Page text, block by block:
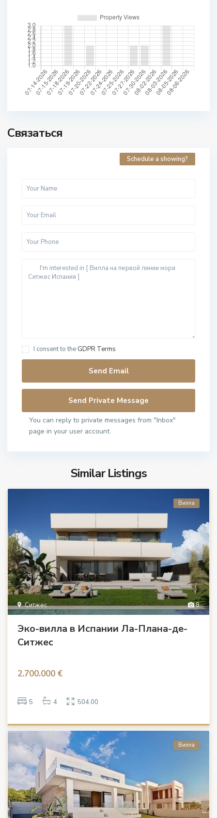
Связаться
Schedule a showing?
I consent to the GDPR Terms
You can reply to private messages from "Inbox"
page in your user account.
Similar Listings
8
Ситжес
Вилла
Эко-вилла в Испании Ла-Плана-де-
Ситжес
2.700.000 €
5 4 504.00
Вилла